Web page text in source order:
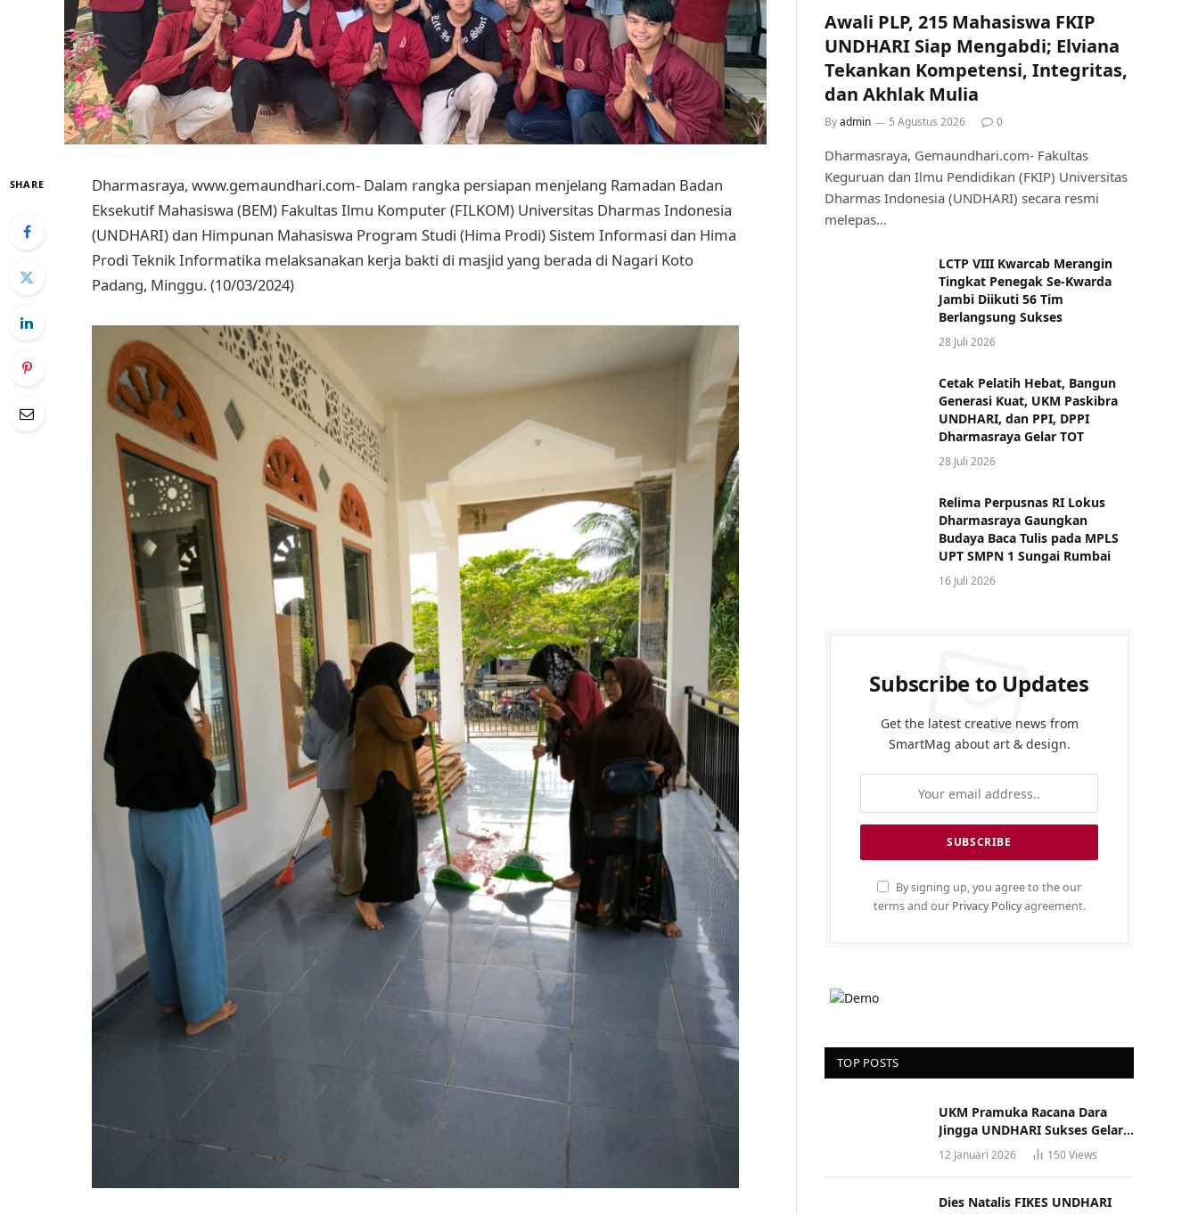
SHARE
Dharmasraya, www.gemaundhari.com- Dalam rangka persiapan menjelang Ramadan Badan
Eksekutif Mahasiswa (BEM) Fakultas Ilmu Komputer (FILKOM) Universitas Dharmas Indonesia
(UNDHARI) dan Himpunan Mahasiswa Program Studi (Hima Prodi) Sistem Informasi dan Hima
Prodi Teknik Informatika melaksanakan kerja bakti di masjid yang berada di Nagari Koto
Padang, Minggu. (10/03/2024)
Awali PLP, 215 Mahasiswa FKIP
UNDHARI Siap Mengabdi; Elviana
Tekankan Kompetensi, Integritas,
dan Akhlak Mulia
Byadmin 5 Agustus 2026 0
Dharmasraya, Gemaundhari.com- Fakultas
Keguruan dan Ilmu Pendidikan (FKIP) Universitas
Dharmas Indonesia (UNDHARI) secara resmi
melepas…
LCTP VIII Kwarcab Merangin
Tingkat Penegak Se-Kwarda
Jambi Diikuti 56 Tim
Berlangsung Sukses
28 Juli 2026
Cetak Pelatih Hebat, Bangun
Generasi Kuat, UKM Paskibra
UNDHARI, dan PPI, DPPI
Dharmasraya Gelar TOT
28 Juli 2026
Relima Perpusnas RI Lokus
Dharmasraya Gaungkan
Budaya Baca Tulis pada MPLS
UPT SMPN 1 Sungai Rumbai
16 Juli 2026
Subscribe to Updates
Get the latest creative news from
SmartMag about art & design.
By signing up, you agree to the our
terms and our Privacy Policyagreement.
TOP POSTS
UKM Pramuka Racana Dara
Jingga UNDHARI Sukses Gelar
Musyawarah Racana
12 Januari 2026 150Views
Dies Natalis FIKES UNDHARI